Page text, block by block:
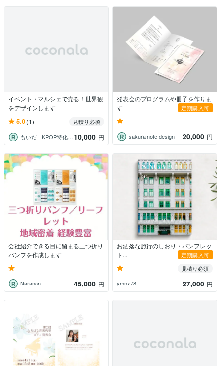
イベント・マルシェで売る！世界観
をデザインします
5.0(1)
見積り必須
もいだ｜KPOP特化デザイナー 10,000 円
発表会のプログラムや冊子を作りま
す
定期購入可
-
sakura note design 20,000 円
会社紹介できる目に留まる三つ折り
パンフを作成します
-
Naranon 45,000 円
お洒落な旅行のしおり・パンフレッ
ト...
定期購入可
-
見積り必須
ymnx78
27,000 円